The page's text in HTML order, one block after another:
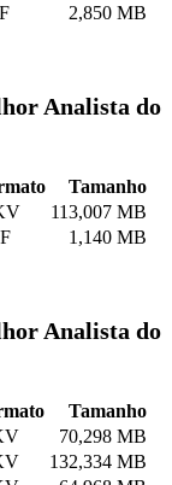
2,850 MB
Analista do
Tamanho
113,007 MB
1,140 MB
Analista do
Tamanho
70,298 MB
132,334 MB